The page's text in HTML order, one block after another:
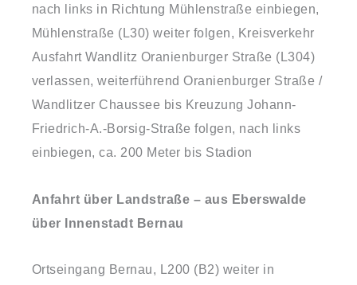
nach links in Richtung Mühlenstraße einbiegen,
Mühlenstraße (L30) weiter folgen, Kreisverkehr
Ausfahrt Wandlitz Oranienburger Straße (L304)
verlassen, weiterführend Oranienburger Straße /
Wandlitzer Chaussee bis Kreuzung Johann-
Friedrich-A.-Borsig-Straße folgen, nach links
einbiegen, ca. 200 Meter bis Stadion
Anfahrt über Landstraße – aus Eberswalde
über Innenstadt Bernau
Ortseingang Bernau, L200 (B2) weiter in